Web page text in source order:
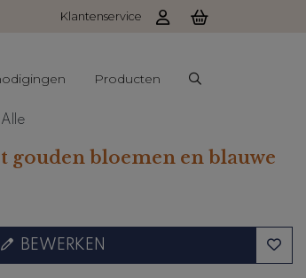
Klantenservice
Producten
Alle
gouden bloemen en blauwe
BEWERKEN